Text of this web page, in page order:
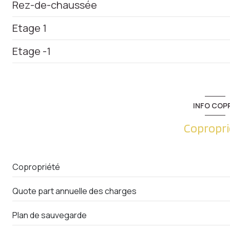
Rez-de-chaussée
entrée
bureau
Etage 1
entrée
salle de bain
chambre
chambre
Etage -1
INFO
Copropriété
Quote part annuelle des charges
Plan de sauvegarde